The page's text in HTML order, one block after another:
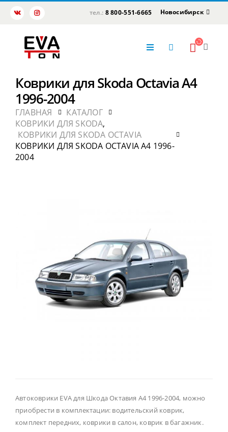
тел.: 8 800-551-6665 Новосибирск
Коврики для Skoda Octavia А4
1996-2004
ГЛАВНАЯ
КАТАЛОГ
КОВРИКИ ДЛЯ SKODA,
КОВРИКИ ДЛЯ SKODA OCTAVIA
КОВРИКИ ДЛЯ SKODA OCTAVIA А4 1996-
2004
Автоковрики EVA для Шкода Октавия А4 1996-2004, можно
приобрести в комплектации: водительский коврик,
комплект передних, коврики в салон, коврик в багажник.